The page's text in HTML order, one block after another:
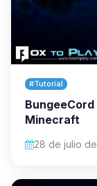
#Tutorial
Minecraft
28 de julio